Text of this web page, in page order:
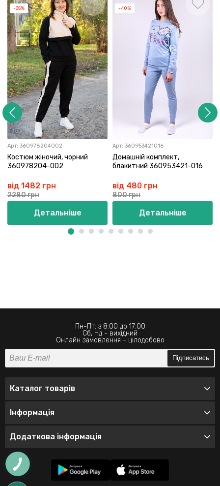
-35%
Арт: 360978204002
Костюм жіночий, чорний
360978204-002
від 1482 грн
2280 грн
Детальніше
-40%
Арт: 360953421016
Домашній комплект,
блакитний 360953421-016
від 480 грн
800 грн
Детальніше
Пн-Пт: з 8:00 до 17:00
Сб, Нд - вихідний
Онлайн замовлення - цілодобово
Підписатись
Каталог товарів
Інформація
Додаткова інформація